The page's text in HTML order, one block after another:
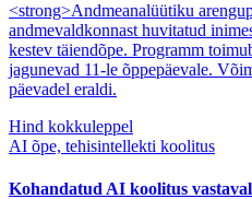
<strong>Andmeanalüütiku
andmevaldkonnast huvitatud
kestev täiendõpe. Programm
jagunevad 11-le õppepäevale.
päevadel eraldi.
Hind kokkuleppel
AI õpe, tehisintellekti koolitus
Kohandatud AI koolitus